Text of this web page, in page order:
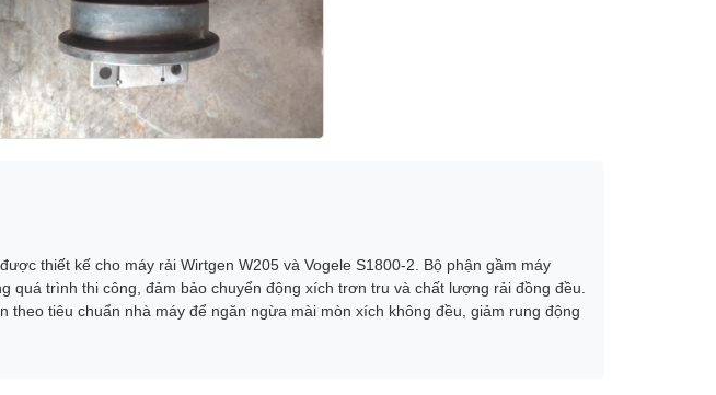
thiết kế cho máy rải Wirtgen W205 và Vogele S1800-2. Bộ phận gầm máy
quá trình thi công, đảm bảo chuyển động xích trơn tru và chất lượng rải đồng đều.
theo tiêu chuẩn nhà máy để ngăn ngừa mài mòn xích không đều, giảm rung động